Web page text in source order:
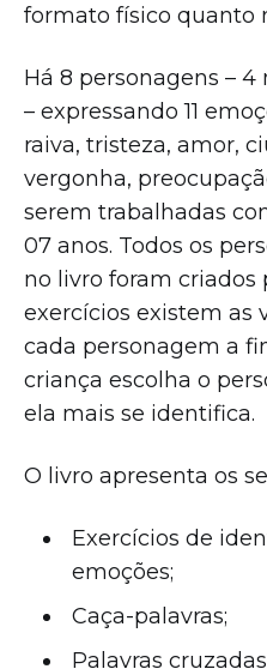
formato físico quanto
Há 8 personagens –
– expressando 11
raiva, tristeza, amor,
vergonha,
serem trabalhadas
07 anos. Todos os
no livro foram criados
exercícios existem as
cada personagem a
criança escolha o
ela mais se identifica.
O livro apresenta os
Exercícios de
emoções;
Caça-palavras;
Palavras